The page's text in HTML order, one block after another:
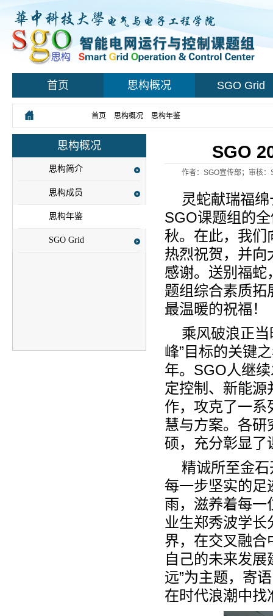
首页 思构概况 SGO Grid
首页 思构概况 思构年鉴
思构概况
思构简介
思构成员
思构年鉴
SGO Grid
SGO
作者：SGO宣传部；审核
灵蛇献瑞福
SGO课题组的
秋。在此，我们
热烈祝贺，并向
感谢。送别福蛇
题组综合素质拓
最温暖的祝福！
乘风破浪正
峰”目标的关键
年。 SGO人继
定控制、新能
作，攻克了一系
慧与方案。各研
硕，充分彰显了
精诚所至金
每一步坚实的足
雨，滋养着每一
业生郑秀波学
界，在交叉融合
自己的未来发
远”为主题，寄
在时代浪潮中找